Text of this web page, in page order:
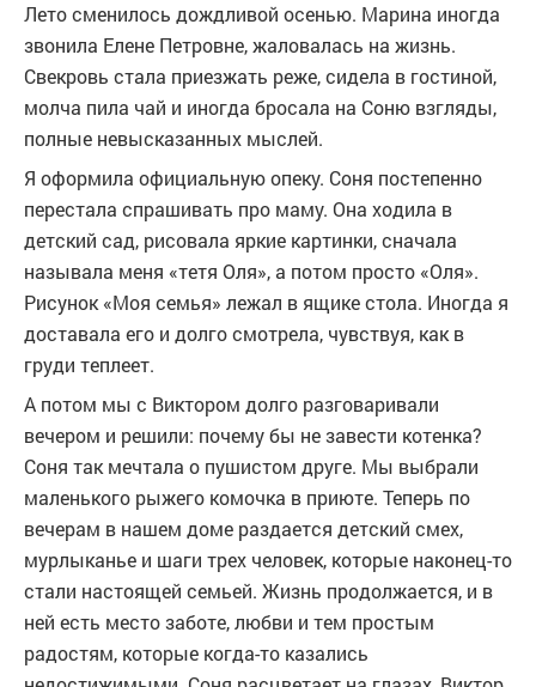
Лето сменилось дождливой осенью. Марина иногда
звонила Елене Петровне, жаловалась на жизнь.
Свекровь стала приезжать реже, сидела в гостиной,
молча пила чай и иногда бросала на Соню взгляды,
полные невысказанных мыслей.
Я оформила официальную опеку. Соня постепенно
перестала спрашивать про маму. Она ходила в
детский сад, рисовала яркие картинки, сначала
называла меня «тетя Оля», а потом просто «Оля».
Рисунок «Моя семья» лежал в ящике стола. Иногда я
доставала его и долго смотрела, чувствуя, как в
груди теплеет.
А потом мы с Виктором долго разговаривали
вечером и решили: почему бы не завести котенка?
Соня так мечтала о пушистом друге. Мы выбрали
маленького рыжего комочка в приюте. Теперь по
вечерам в нашем доме раздается детский смех,
мурлыканье и шаги трех человек, которые наконец-то
стали настоящей семьей. Жизнь продолжается, и в
ней есть место заботе, любви и тем простым
радостям, которые когда-то казались